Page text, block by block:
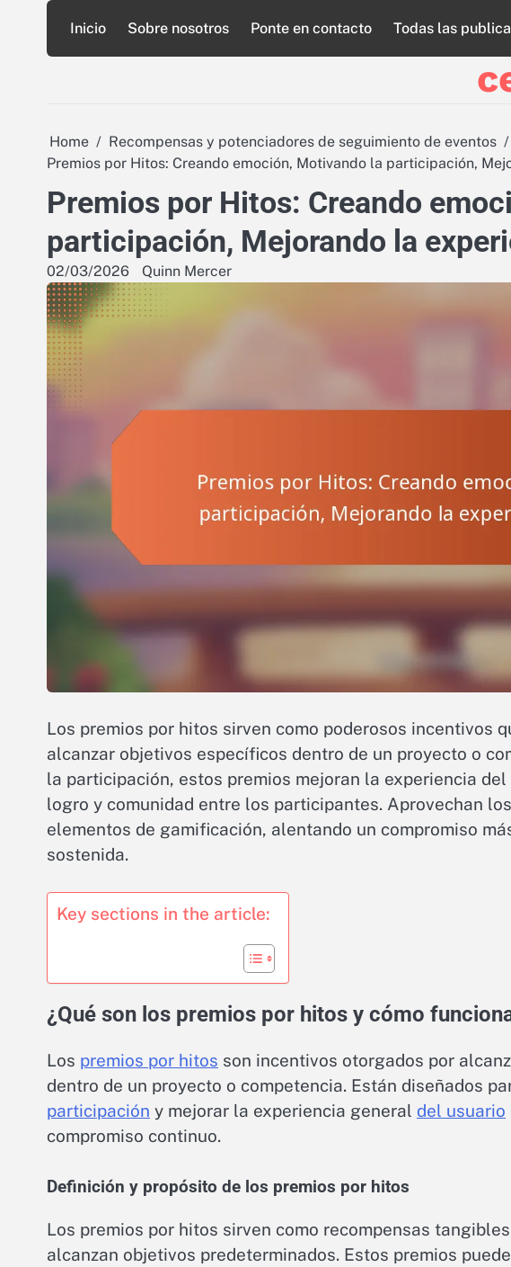
content
Inicio Sobre nosotros Ponte en contacto Todas las
Home
Recompensas y potenciadores de seguimiento de eventos
Premios por Hitos: Creando emoción, Motivando la participación,
Premios por Hitos: Creando
participación, Mejorando la
02/03/2026 Quinn Mercer
Los premios por hitos sirven como poderosos incentivos
alcanzar objetivos específicos dentro de un proyecto o
la participación, estos premios mejoran la experiencia
logro y comunidad entre los participantes. Aprovechan
elementos de gamificación, alentando un compromiso
sostenida.
Key sections in the article:
¿Qué son los premios por hitos y cómo
Los premios por hitos son incentivos otorgados por
dentro de un proyecto o competencia. Están diseñados
participación y mejorar la experiencia general del usuario
compromiso continuo.
Definición y propósito de los premios por hitos
Los premios por hitos sirven como recompensas
alcanzan objetivos predeterminados. Estos premios